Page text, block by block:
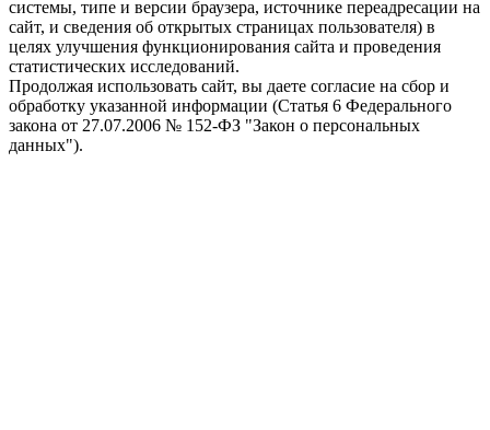
системы, типе и версии браузера, источнике переадресации на
сайт, и сведения об открытых страницах пользователя) в
целях улучшения функционирования сайта и проведения
статистических исследований.
Продолжая использовать сайт, вы даете согласие на сбор и
обработку указанной информации (Статья 6 Федерального
закона от 27.07.2006 № 152-ФЗ "Закон о персональных
данных").